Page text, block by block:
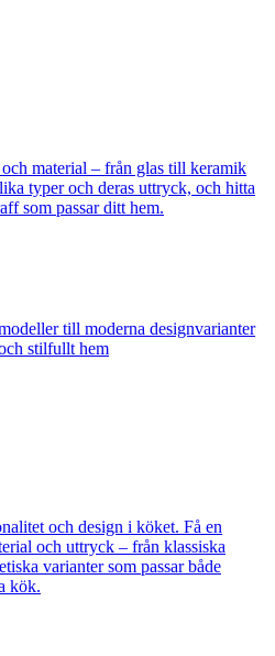
material – från glas till keramik
typer och deras uttryck, och hitta
som passar ditt hem.
till moderna designvarianter
stilfullt hem
och design i köket. Få en
och uttryck – från klassiska
varianter som passar både
kök.